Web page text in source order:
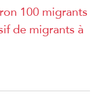
100 migrants
de migrants à